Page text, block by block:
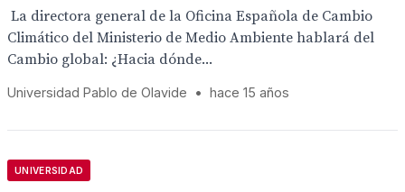
 La directora general de la Oficina Española de Cambio
Climático del Ministerio de Medio Ambiente hablará del
Cambio global: ¿Hacia dónde...
Universidad Pablo de Olavide • hace 15 años
UNIVERSIDAD